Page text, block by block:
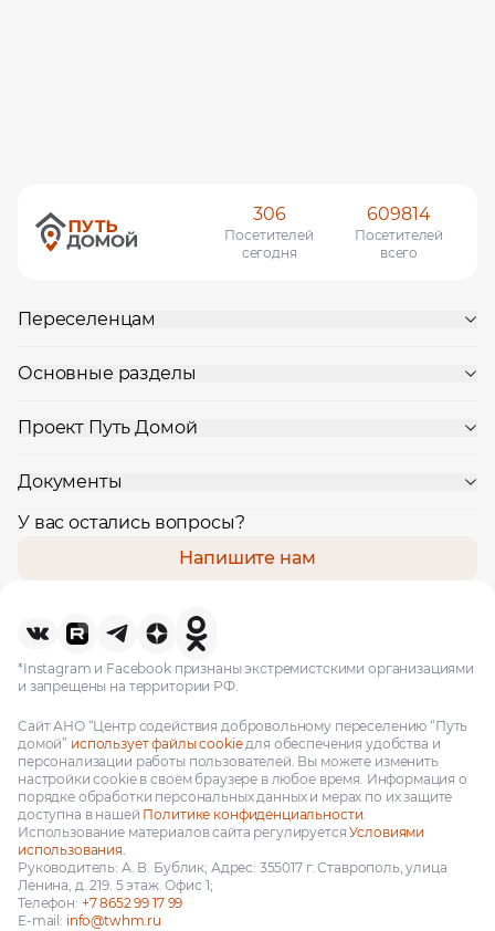
306
Посетителей
сегодня
609814
Посетителей
всего
Переселенцам
Основные разделы
Проект Путь Домой
Документы
У вас остались вопросы?
Напишите нам
*Instagram и Facebook признаны экстремистскими организациями
и запрещены на территории РФ.
Сайт АНО “Центр содействия добровольному переселению “Путь
домой” использует файлы cookieдля обеспечения удобства и
персонализации работы пользователей. Вы можете изменить
настройки cookie в своём браузере в любое время. Информация о
порядке обработки персональных данных и мерах по их защите
доступна в нашей Политике конфиденциальности.
Использование материалов сайта регулируетсяУсловиями
использования.
Руководитель: А. В. Бублик; Адрес: 355017 г. Ставрополь, улица
Ленина, д. 219. 5 этаж. Офис 1;
Телефон: +7 8652 99 17 99
E-mail: info@twhm.ru